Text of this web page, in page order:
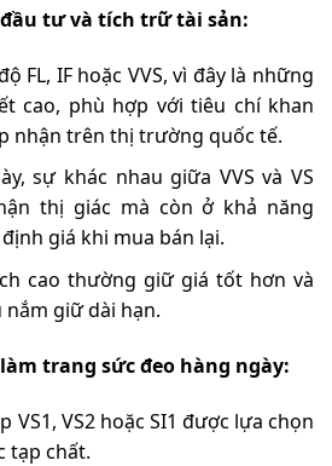
tư và tích trữ tài sản:
FL, IF hoặc VVS, vì đây là những
cao, phù hợp với tiêu chí khan
nhận trên thị trường quốc tế.
sự khác nhau giữa VVS và VS
thị giác mà còn ở khả năng
giá khi mua bán lại.
cao thường giữ giá tốt hơn và
giữ dài hạn.
trang sức đeo hàng ngày:
VS1, VS2 hoặc SI1 được lựa chọn
tạp chất.